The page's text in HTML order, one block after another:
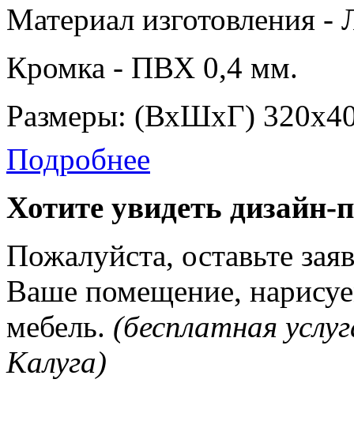
Материал изготовления
Кромка - ПВХ 0,4 мм.
Размеры: (ВхШхГ)
Подробнее
Хотите увидеть дизайн-
Пожалуйста, оставьте
Ваше помещение,
мебель. (бесплатная
Калуга)